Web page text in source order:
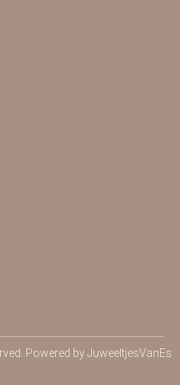
Powered by JuweeltjesVanEs